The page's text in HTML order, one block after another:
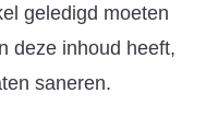
geledigd moeten
deze inhoud heeft,
saneren.